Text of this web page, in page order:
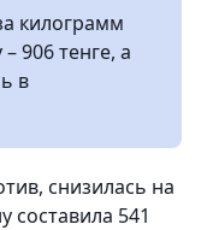
килограмм
906 тенге, а
в
снизилась на
составила 541